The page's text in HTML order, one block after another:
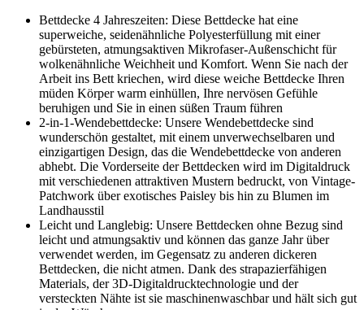
Bettdecke 4 Jahreszeiten: Diese Bettdecke hat eine
superweiche, seidenähnliche Polyesterfüllung mit einer
gebürsteten, atmungsaktiven Mikrofaser-Außenschicht für
wolkenähnliche Weichheit und Komfort. Wenn Sie nach der
Arbeit ins Bett kriechen, wird diese weiche Bettdecke Ihren
müden Körper warm einhüllen, Ihre nervösen Gefühle
beruhigen und Sie in einen süßen Traum führen
2-in-1-Wendebettdecke: Unsere Wendebettdecke sind
wunderschön gestaltet, mit einem unverwechselbaren und
einzigartigen Design, das die Wendebettdecke von anderen
abhebt. Die Vorderseite der Bettdecken wird im Digitaldruck
mit verschiedenen attraktiven Mustern bedruckt, von Vintage-
Patchwork über exotisches Paisley bis hin zu Blumen im
Landhausstil
Leicht und Langlebig: Unsere Bettdecken ohne Bezug sind
leicht und atmungsaktiv und können das ganze Jahr über
verwendet werden, im Gegensatz zu anderen dickeren
Bettdecken, die nicht atmen. Dank des strapazierfähigen
Materials, der 3D-Digitaldrucktechnologie und der
versteckten Nähte ist sie maschinenwaschbar und hält sich gut